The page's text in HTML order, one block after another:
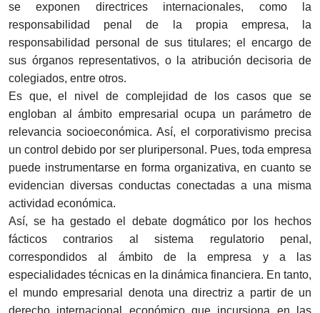
se exponen directrices internacionales, como la
responsabilidad penal de la propia empresa, la
responsabilidad personal de sus titulares; el encargo de
sus órganos representativos, o la atribución decisoria de
colegiados, entre otros.
Es que, el nivel de complejidad de los casos que se
engloban al ámbito empresarial ocupa un parámetro de
relevancia socioeconómica. Así, el corporativismo precisa
un control debido por ser pluripersonal. Pues, toda empresa
puede instrumentarse en forma organizativa, en cuanto se
evidencian diversas conductas conectadas a una misma
actividad económica.
Así, se ha gestado el debate dogmático por los hechos
fácticos contrarios al sistema regulatorio penal,
correspondidos al ámbito de la empresa y a las
especialidades técnicas en la dinámica financiera. En tanto,
el mundo empresarial denota una directriz a partir de un